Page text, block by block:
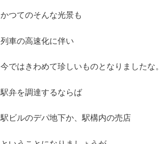
かつてのそんな光景も
列車の高速化に伴い
今ではきわめて珍しいものとなりましたな
駅弁を調達するならば
駅ビルのデパ地下か、駅構内の売店